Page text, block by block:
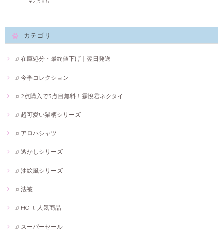
カテゴリ
♫ 在庫処分・最終値下げ｜翌日発送
♫ 今季コレクション
♫ 2点購入で3点目無料！霖悅君ネクタイ
♫ 超可愛い猫柄シリーズ
♫ アロハシャツ
♫ 透かしシリーズ
♫ 油絵風シリーズ
♫ 法被
♫ HOT!! 人気商品
♫ スーパーセール